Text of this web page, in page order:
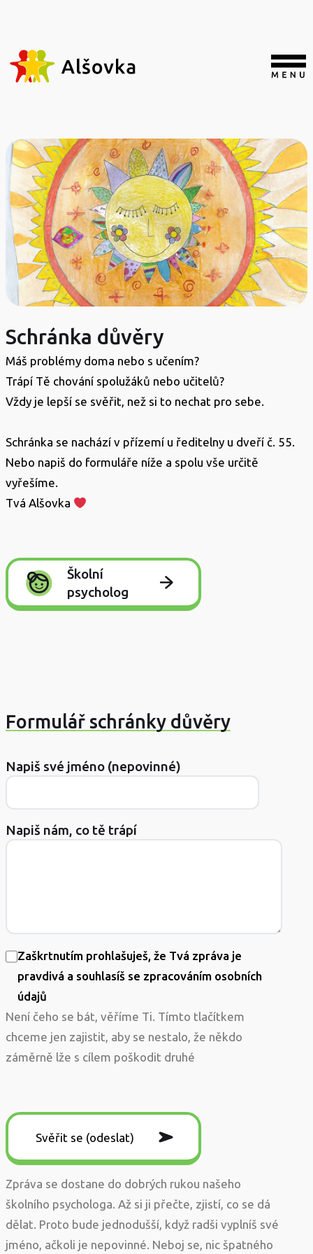
Schránka důvěry
Máš problémy doma nebo s učením?
Trápí Tě chování spolužáků nebo učitelů?
Vždy je lepší se svěřit, než si to nechat pro sebe.
Schránka se nachází v přízemí u ředitelny u dveří č. 55.
Nebo napiš do formuláře níže a spolu vše určitě
vyřešíme.
Tvá Alšovka
Školní
psycholog
Formulář schránky důvěry
Napiš své jméno (nepovinné)
Napiš nám, co tě trápí
Zaškrtnutím prohlašuješ, že Tvá zpráva je
pravdivá a souhlasíš se zpracováním osobních
údajů
Není čeho se bát, věříme Ti. Tímto tlačítkem
chceme jen zajistit, aby se nestalo, že někdo
záměrně lže s cílem poškodit druhé
Zpráva se dostane do dobrých rukou našeho
školního psychologa. Až si ji přečte, zjistí, co se dá
dělat. Proto bude jednodušší, když radši vyplníš své
jméno, ačkoli je nepovinné. Neboj se, nic špatného